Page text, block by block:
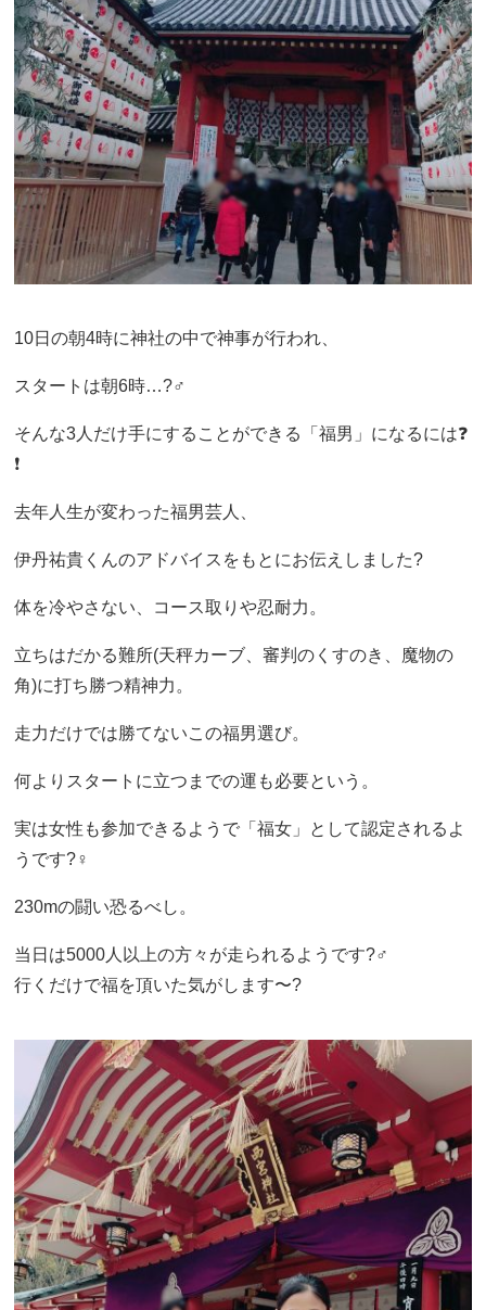
10日の朝4時に神社の中で神事が行われ、
スタートは朝6時…?‍♂️
そんな3人だけ手にすることができる「福男」になるには❓
❗️
去年人生が変わった福男芸人、
伊丹祐貴くんのアドバイスをもとにお伝えしました?
体を冷やさない、コース取りや忍耐力。
立ちはだかる難所(天秤カーブ、審判のくすのき、魔物の
角)に打ち勝つ精神力。
走力だけでは勝てないこの福男選び。
何よりスタートに立つまでの運も必要という。
実は女性も参加できるようで「福女」として認定されるよ
うです?‍♀️
230mの闘い恐るべし。
当日は5000人以上の方々が走られるようです?‍♂️
行くだけで福を頂いた気がします〜?